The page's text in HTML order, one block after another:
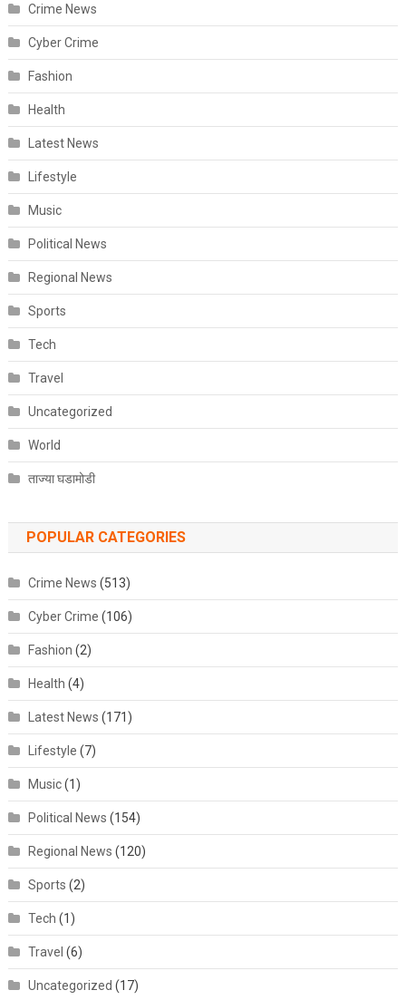
Crime News
Cyber Crime
Fashion
Health
Latest News
Lifestyle
Music
Political News
Regional News
Sports
Tech
Travel
Uncategorized
World
ताज्या घडामोडी
POPULAR CATEGORIES
Crime News (513)
Cyber Crime (106)
Fashion (2)
Health (4)
Latest News (171)
Lifestyle (7)
Music(1)
Political News (154)
Regional News (120)
Sports (2)
Tech (1)
Travel (6)
Uncategorized (17)